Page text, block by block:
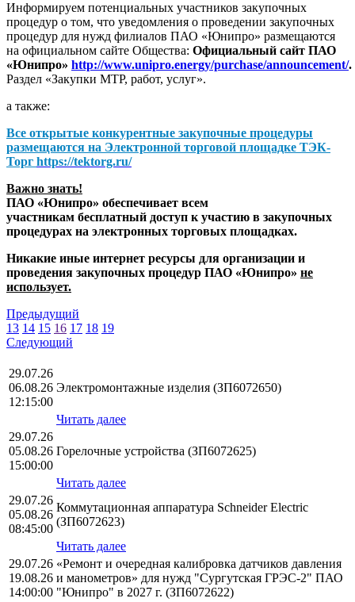
Информируем потенциальных участников закупочных
процедур о том, что уведомления о проведении закупочных
процедур для нужд филиалов ПАО «Юнипро» размещаются
на официальном сайте Общества: Официальный сайт ПАО
«Юнипро» http://www.unipro.energy/purchase/announcement/.
Раздел «Закупки МТР, работ, услуг».
а также:
Все открытые конкурентные закупочные процедуры
размещаются на Электронной торговой площадке ТЭК-
Торг https://tektorg.ru/
Важно знать!
ПАО «Юнипро» обеспечивает всем
участникам бесплатный доступ к участию в закупочных
процедурах на электронных торговых площадках.
Никакие иные интернет ресурсы для организации и
проведения закупочных процедур ПАО «Юнипро» не
использует.
Предыдущий
13 14 15 16 17 18 19
Следующий
29.07.26
06.08.26
12:15:00
Электромонтажные изделия (ЗП6072650)
Читать далее
29.07.26
05.08.26
15:00:00
Горелочные устройства (ЗП6072625)
Читать далее
29.07.26
05.08.26
08:45:00
Коммутационная аппаратура Schneider Electric
(ЗП6072623)
Читать далее
29.07.26
19.08.26
14:00:00
«Ремонт и очередная калибровка датчиков давления
и манометров» для нужд "Сургутская ГРЭС-2" ПАО
"Юнипро" в 2027 г. (ЗП6072622)